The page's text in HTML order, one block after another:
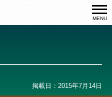
MENU
掲載日：2015年7月14日